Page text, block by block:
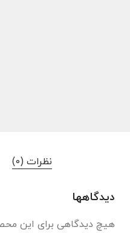
نظرات (0)
دیدگاهها
هیچ دیدگاهی برای این